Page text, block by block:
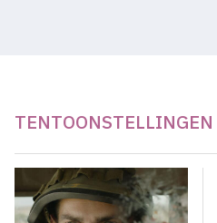
TENTOONSTELLINGEN